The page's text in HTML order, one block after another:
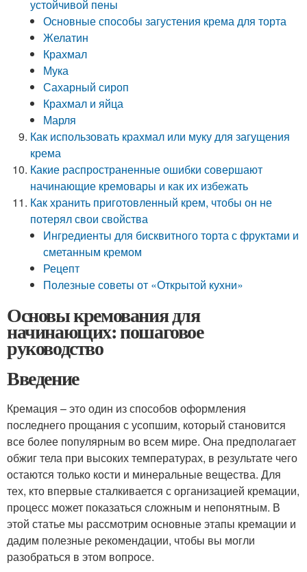
устойчивой пены
Основные способы загустения крема для торта
Желатин
Крахмал
Мука
Сахарный сироп
Крахмал и яйца
Марля
Как использовать крахмал или муку для загущения
крема
Какие распространенные ошибки совершают
начинающие кремовары и как их избежать
Как хранить приготовленный крем, чтобы он не
потерял свои свойства
Ингредиенты для бисквитного торта с фруктами и
сметанным кремом
Рецепт
Полезные советы от «Открытой кухни»‎
Основы кремования для
начинающих: пошаговое
руководство
Введение
Кремация – это один из способов оформления
последнего прощания с усопшим, который становится
все более популярным во всем мире. Она предполагает
обжиг тела при высоких температурах, в результате чего
остаются только кости и минеральные вещества. Для
тех, кто впервые сталкивается с организацией кремации,
процесс может показаться сложным и непонятным. В
этой статье мы рассмотрим основные этапы кремации и
дадим полезные рекомендации, чтобы вы могли
разобраться в этом вопросе.